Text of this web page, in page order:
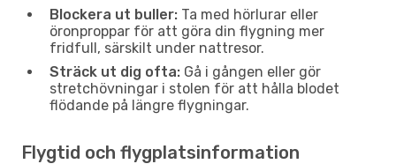
Blockera ut buller: Ta med hörlurar eller
öronproppar för att göra din flygning mer
fridfull, särskilt under nattresor.
Sträck ut dig ofta: Gå i gången eller gör
stretchövningar i stolen för att hålla blodet
flödande på längre flygningar.
Flygtid och flygplatsinformation